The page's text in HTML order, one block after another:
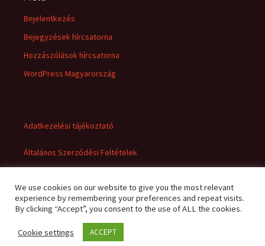
Bejelentkezés
Bejegyzések hírcsatorna
Hozzászólások hírcsatorna
WordPress Magyarország
Adatkezelési tájékoztató
Általános Szerződési Feltételek
Adatkezelési tájékoztató
We use cookies on our website to give you the most relevant
experience by remembering your preferences and repeat visits.
By clicking “Accept”, you consent to the use of ALL the cookies.
Cookie settings ACCEPT